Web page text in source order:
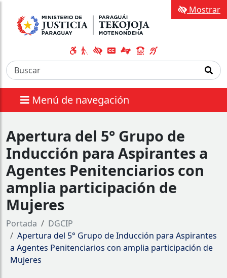
Menú de navegación
Mostrar
Apertura del 5° Grupo de
Inducción para Aspirantes a
Agentes Penitenciarios con
amplia participación de
Mujeres
Portada
DGCIP
Apertura del 5° Grupo de Inducción para Aspirantes
a Agentes Penitenciarios con amplia participación de
Mujeres